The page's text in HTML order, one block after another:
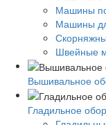
Машины
Машины
Швейные
Вышивальное
Гладильное